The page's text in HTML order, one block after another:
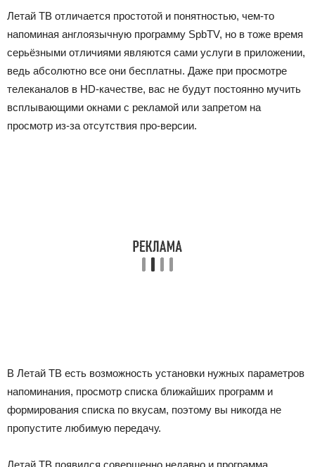
Летай ТВ отличается простотой и понятностью, чем-то
напоминая англоязычную программу SpbTV, но в тоже время
серьёзными отличиями являются сами услуги в приложении,
ведь абсолютно все они бесплатны. Даже при просмотре
телеканалов в HD-качестве, вас не будут постоянно мучить
всплывающими окнами с рекламой или запретом на
просмотр из-за отсутствия про-версии.
В Летай ТВ есть возможность установки нужных параметров
напоминания, просмотр списка ближайших программ и
формирования списка по вкусам, поэтому вы никогда не
пропустите любимую передачу.
Летай ТВ появился совершенно недавно и программа